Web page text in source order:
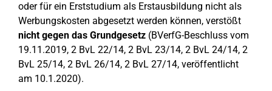
oder für ein Erststudium als Erstausbildung nicht als
Werbungskosten abgesetzt werden können, verstößt
nicht gegen das Grundgesetz (BVerfG-Beschluss vom
19.11.2019, 2 BvL 22/14, 2 BvL 23/14, 2 BvL 24/14, 2
BvL 25/14, 2 BvL 26/14, 2 BvL 27/14, veröffentlicht
am 10.1.2020).